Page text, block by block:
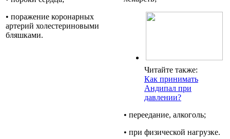
• поражение коронарных
артерий холестериновыми
бляшками.
Читайте также:
Как принимать
Андипал при
давлении?
• переедание, алкоголь;
• при физической нагрузке.